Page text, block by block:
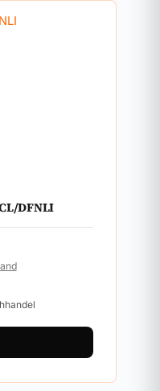
DFNLI